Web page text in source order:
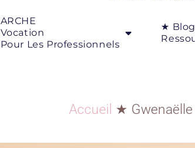
ARCHE
Vocation
Pour Les Professionnels
★
Accueil ★